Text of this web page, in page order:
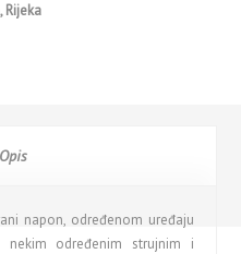
Opis
napon, određenom uređaju
određenim strujnim i